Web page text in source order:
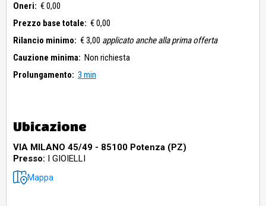
Oneri: € 0,00
Prezzo base totale: € 0,00
Rilancio minimo: € 3,00 applicato anche alla prima offerta
Cauzione minima: Non richiesta
Prolungamento: 3 min
Ubicazione
VIA MILANO 45/49 - 85100 Potenza (PZ)
Presso: I GIOIELLI
Mappa